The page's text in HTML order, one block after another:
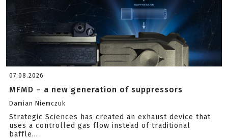
07.08.2026
MFMD – a new generation of suppressors
Damian Niemczuk
Strategic Sciences has created an exhaust device that
uses a controlled gas flow instead of traditional
baffle...